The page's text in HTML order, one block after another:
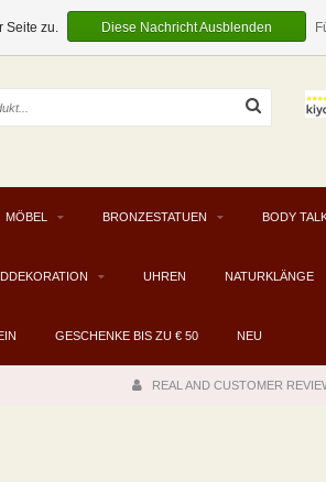
MÖBEL BRONZESTATUEN BODY
UHREN NATURKLÄNGE
GESCHENKE BIS ZU € 50 NEU
REAL AND CUSTOMER
Seite zu. Diese Nachricht Ausblenden